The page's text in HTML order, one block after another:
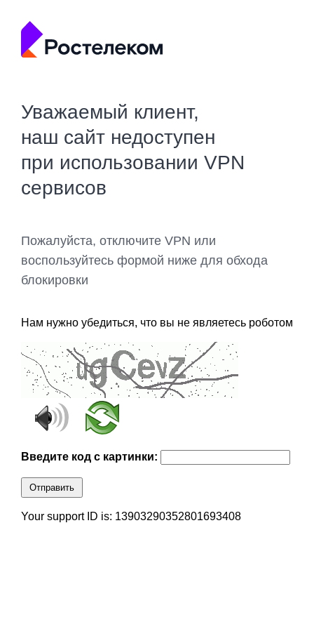
Уважаемый клиент,
наш сайт недоступен
при использовании VPN
сервисов
Пожалуйста, отключите VPN или
воспользуйтесь формой ниже для обхода
блокировки
Нам нужно убедиться, что вы не являетесь роботом
Введите код с картинки:
Отправить
Your support ID is: 13903290352801693408